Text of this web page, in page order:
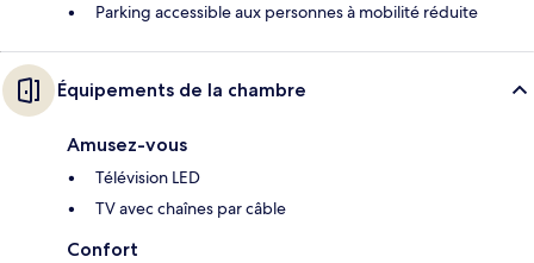
Parking accessible aux personnes à mobilité réduite
Équipements de la chambre
Amusez-vous
Télévision LED
TV avec chaînes par câble
Confort